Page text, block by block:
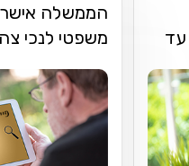
עד
הממשלה אישרה
משפטי לנכי